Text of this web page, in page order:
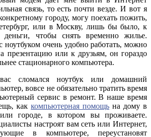
связь, то есть почти везде. И вот я
городу, могу поехать пожить,
или в Москву, лишь бы было, к
чтобы снять временно жилье.
ноутбуком очень удобно работать, можно
презентацию или к друзьям, он гораздо
стационарного компьютера.
сломался ноутбук или домашний
вовсе не обязательно тратить время
сервис в ремонт. В наше время
как компьютерная помощь на дому в
или городе, в котором вы проживаете.
настроят вам сеть или Интернет,
в компьютере, переустановят